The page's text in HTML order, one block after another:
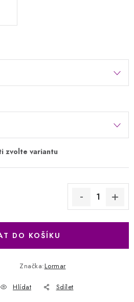
DO KOŠÍKU
Značka:Lormar
Hlídat Sdílet